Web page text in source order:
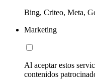
Bing, Criteo, Meta,
Marketing
Al aceptar estos
contenidos